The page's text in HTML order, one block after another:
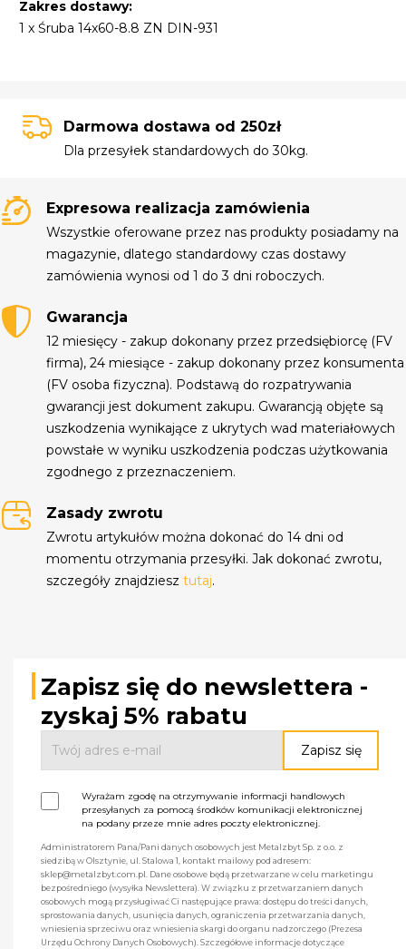
Zakres dostawy:
1 x Śruba 14x60-8.8 ZN DIN-931
Darmowa dostawa od 250zł
Dla przesyłek standardowych do 30kg.
Expresowa realizacja zamówienia
Wszystkie oferowane przez nas produkty posiadamy na
magazynie, dlatego standardowy czas dostawy
zamówienia wynosi od 1 do 3 dni roboczych.
Gwarancja
12 miesięcy - zakup dokonany przez przedsiębiorcę (FV
firma), 24 miesiące - zakup dokonany przez konsumenta
(FV osoba fizyczna). Podstawą do rozpatrywania
gwarancji jest dokument zakupu. Gwarancją objęte są
uszkodzenia wynikające z ukrytych wad materiałowych
powstałe w wyniku uszkodzenia podczas użytkowania
zgodnego z przeznaczeniem.
Zasady zwrotu
Zwrotu artykułów można dokonać do 14 dni od
momentu otrzymania przesyłki. Jak dokonać zwrotu,
szczegóły znajdziesztutaj.
Zapisz się do newslettera -
zyskaj 5% rabatu
Wyrażam zgodę na otrzymywanie informacji handlowych
przesyłanych za pomocą środków komunikacji elektronicznej
na podany przeze mnie adres poczty elektronicznej.
Administratorem Pana/Pani danych osobowych jest Metalzbyt Sp. z o.o. z
siedzibą w Olsztynie, ul. Stalowa 1, kontakt mailowy pod adresem:
sklep@metalzbyt.com.pl. Dane osobowe będą przetwarzane w celu marketingu
bezpośredniego (wysyłka Newslettera). W związku z przetwarzaniem danych
osobowych mogą przysługiwać Ci następujące prawa: dostępu do treści danych,
sprostowania danych, usunięcia danych, ograniczenia przetwarzania danych,
wniesienia sprzeciwu oraz wniesienia skargi do organu nadzorczego (Prezesa
Urzędu Ochrony Danych Osobowych). Szczegółowe informacje dotyczące